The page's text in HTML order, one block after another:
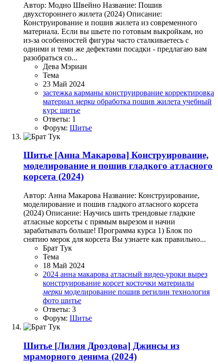
Автор: Модно Швейно Название: Пошив
двухстороннего жилета (2024) Описание:
Конструирование и пошив жилета из современного
материала. Если вы шьете по готовым выкройкам, но
из-за особенностей фигуры часто сталкиваетесь с
одними и теми же дефектами посадки - предлагаю вам
разобраться со...
Дева Мэриан
Тема
23 Май 2024
застежка карманы конструирование корректировка
материал мерки обработка пошив жилета учебный
курс шитье
Ответы: 1
Форум: Шитье
Шитье [Анна Макарова] Конструирование,
моделирование и пошив гладкого атласного
корсета (2024)
Автор: Анна Макарова Название: Конструирование,
моделирование и пошив гладкого атласного корсета
(2024) Описание: Научись шить трендовые гладкие
атласные корсеты с прямым вырезом и начни
зарабатывать больше! Программа курса 1) Блок по
снятию мерок для корсета Вы узнаете как правильно...
Брат Тук
Тема
18 Май 2024
2024 анна макарова атласный видео-уроки вырез
конструирование корсет косточки материалы
мерки моделирование пошив регилин технология
фото шитье
Ответы: 3
Форум: Шитье
Шитье [Лилия Дроздова] Джинсы из
мраморного денима (2024)